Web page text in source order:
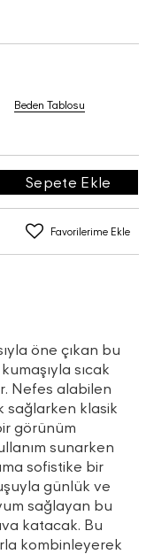
Beden Tablosu
Favorilerime Ekle
Sepete Ekle
öne çıkan bu
sıcak
Nefes alabilen
sağlarken klasik
görünüm
sunarken
sofistike bir
günlük ve
sağlayan bu
katacak. Bu
kombinleyerek